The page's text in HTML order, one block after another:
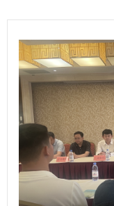
断求索、勇攀高峰
院教学秘书章思悦
制度等内容。在校
2025级本科生肖子
暨院长书记第一课的
的灯塔。希望新生们
炼过硬本领，在民
国建设贡献力量的
智超 审核：朱茂）
动，也为大学生金
高校金融安全教育
济法学院（知识产
专业建设方面，将以
化课程体系，进一
商法学院 撰稿：章